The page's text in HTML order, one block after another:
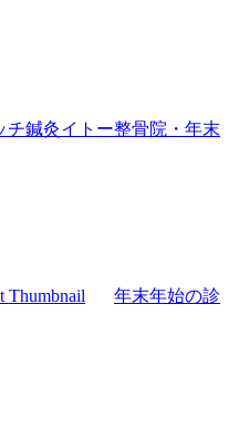
チ鍼灸イトー整骨院・年末
年末年始の診